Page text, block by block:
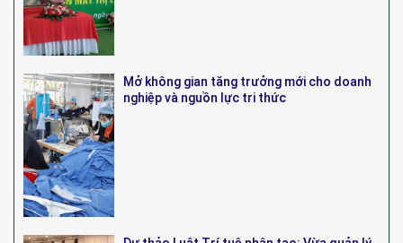
Mở không gian tăng trưởng mới cho doanh
nghiệp và nguồn lực tri thức